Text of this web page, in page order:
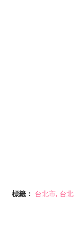
標籤： 台北市 台